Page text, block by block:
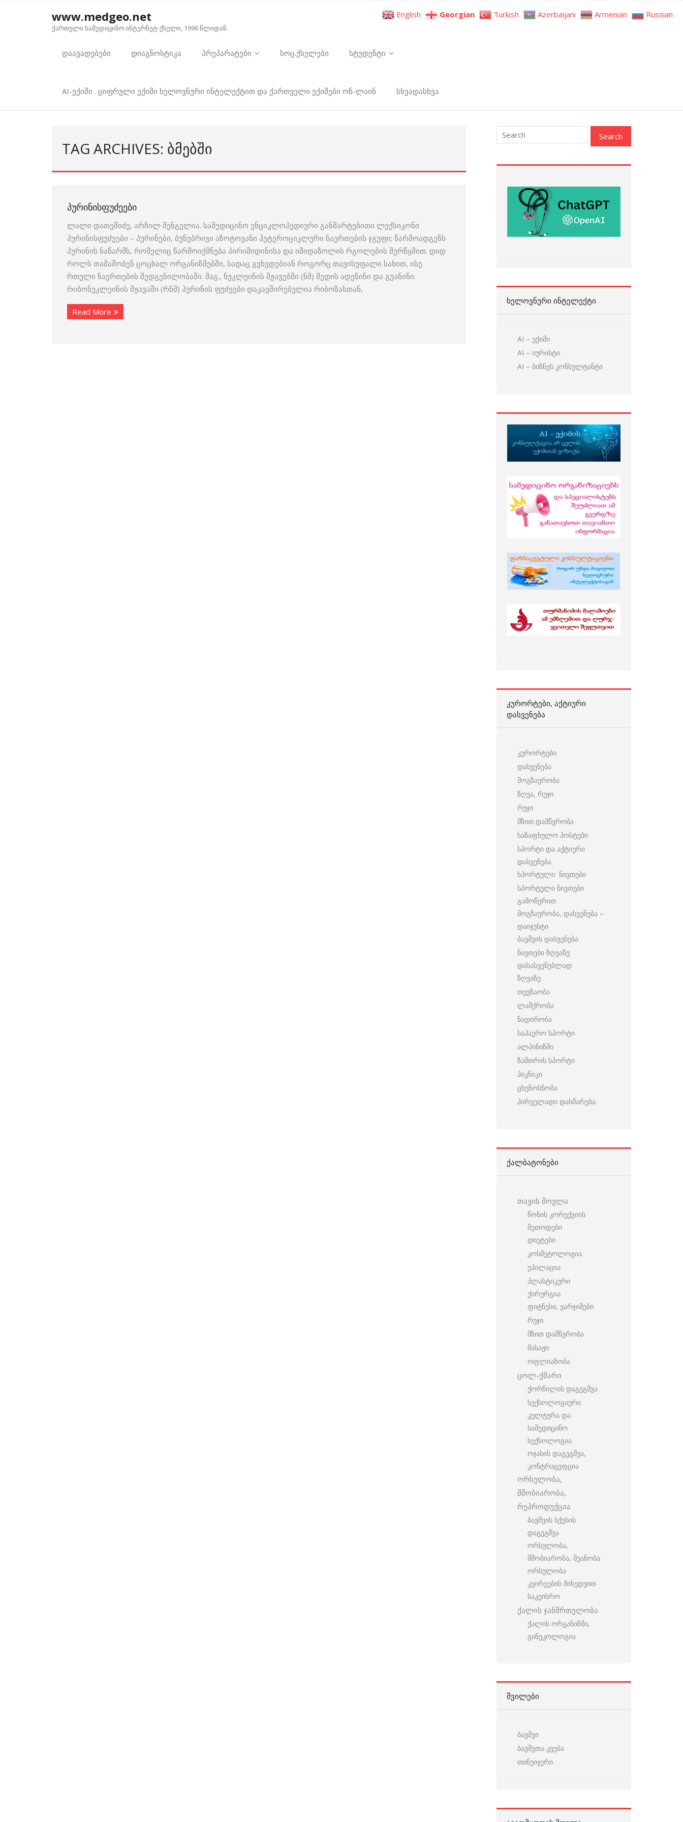
www.medgeo.net
ქართული სამედიცინო ინტერნეტ-ქსელი, 1996 წლიდან
დაავადებები დიაგნოსტიკა პრეპარატები სოც.ქსელები სტუდენტი
AI-ექიმი . ციფრული ექიმი ხელოვნური ინტელექტით და ქართველი ექიმები ონ-ლაინ სხვადასხვა
TAG ARCHIVES: ᲑᲛᲔᲑᲨᲘ
ᲞᲣᲠᲘᲜᲘᲡᲤᲣᲫᲔᲔᲑᲘ
ლალი დათეშიძე, არჩილ შენგელია. სამედიცინო ენციკლოპედიური განმარტებითი ლექსიკონი
პურინისფუძეები – პურინები, ბუნებრივი აზოტოვანი ჰეტეროციკლური ნაერთების ჯგუფი; წარმოადგენს
პურინის ნაწარმს, რომელიც წარმოიქმნება პირიმიდინისა და იმიდაზოლის რგოლების შერწყმით. დიდ
როლს თამაშობენ ცოცხალ ორგანიზმებში, სადაც გვხვდებიან როგორც თავისუფალი სახით, ისე
რთული ნაერთების შედგენილობაში. მაგ., ნუკლეინის მჟავებში (ნმ) შედის ადენინი და გუანინი.
რიბონუკლეინის მჟავაში (რნმ) პურინის ფუძეები დაკავშირებულია რიბოზასთან,
Read More
ᲮᲔᲚᲝᲕᲜᲣᲠᲘ ᲘᲜᲢᲔᲚᲔᲥᲢᲘ
AI – ექიმი
AI – იურისტი
AI – ბიზნეს კონსულტანტი
ᲙᲣᲠᲝᲠᲢᲔᲑᲘ, ᲐᲥᲢᲘᲣᲠᲘ
ᲓᲐᲡᲕᲔᲜᲔᲑᲐ
კურორტები
დასვენება
მოგზაურობა
ზღვა, რუჯი
რუჯი
მზით დამწვრობა
საზაფხულო პოსტები
სპორტი და აქტიური
დასვენება
სპორტული ნივთები
სპორტული ნივთები
გამოწერით
მოგზაურობა, დასვენება –
დაიჯესტი
ბავშვის დასვენება
ნივთები ზღვაზე
დასასვენებლად
ზღვაზე
თევზაობა
ლაშქრობა
ნადირობა
საჰაერო სპორტი
ალპინიზმი
ზამთრის სპორტი
პიკნიკი
ცხენოსნობა
პირველადი დახმარება
ᲥᲐᲚᲑᲐᲢᲝᲜᲔᲑᲘ
თავის მოვლა
წონის კორექვიის
მეთოდები
დიეტები
კოსმეტოლოგია
ეპილაცია
პლასტიკური
ქირურგია
ფიტნესი, ვარჯიშები
რუჯი
მზით დამწვრობა
მასაჟი
ოფლიანობა
ცოლ-ქმარი
ქორწილის დაგეგმვა
სექსოლოგიური
კულტურა და
სამედიცინო
სექსოლოგია
ოჯახის დაგეგმვა,
კონტრაცეფცია
ორსულობა,
მშობიარობა,
რეპროდუქცია
ბავშვის სქესის
დაგეგმვა
ორსულობა,
მშობიარობა, მეანობა
ორსულობა
კვირეების მიხედვით
საკეისრო
ქალის ჯანმრთელობა
ქალის ორგანიზმი,
გინეკოლოგია
ᲨᲕᲘᲚᲔᲑᲘ
ბავშვი
ბავშვთა კვება
თინეიჯერი
English Georgian Turkish Azerbaijani Armenian Russian